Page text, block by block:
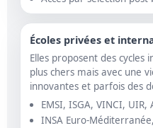
Écoles privées et
Elles proposent des cycles
plus chers mais avec une
innovantes et parfois des
EMSI, ISGA, VINCI,
INSA Euro-